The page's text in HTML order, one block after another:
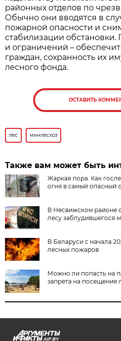
районных отделов по
Обычно они вводятся в
пожарной опасности и
стабилизации обстановки.
и ограничений –
граждан, сохранность их
лесного фонда.
ОСТАВИТЬ
лес минлесхоз
Также вам может быть
Жаркая пора. Как
огня в самый опасный
В Несвижском районе
лесу заблудившегося
В Беларуси с начала
лесных пожаров
Можно ли попасть на
запрета на посещение
AIF.BY